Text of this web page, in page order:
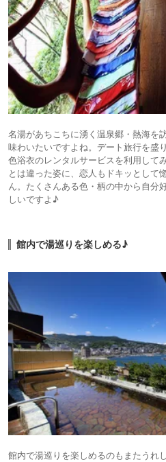
名湯があちこちに湧く温泉郷・熱海を
味わいたいですよね。デート旅行を盛
色浴衣のレンタルサービスを利用して
とは違った姿に、恋人もドキッとして
ん。たくさんある色・柄の中から自分
しいですよ♪
館内で湯巡りを楽しめる♪
館内で湯巡りを楽しめるのもまたうれ